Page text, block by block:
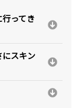
ってき
スキン